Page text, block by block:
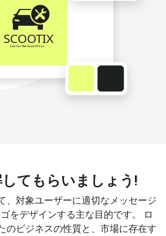
てもらいましょう!
、対象ユーザーに適切なメッセージ
をデザインする主な目的です。 ロ
のビジネスの性質と、市場に存在す